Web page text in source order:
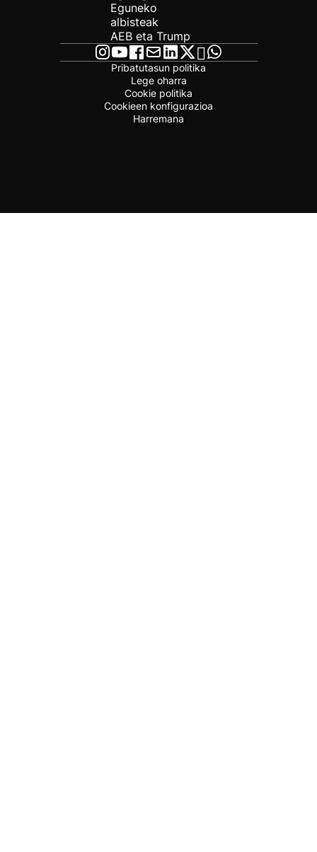
Eguneko
albisteak
AEB eta Trump
Pribatutasun politika
Lege oharra
Cookie politika
Cookieen konfigurazioa
Harremana